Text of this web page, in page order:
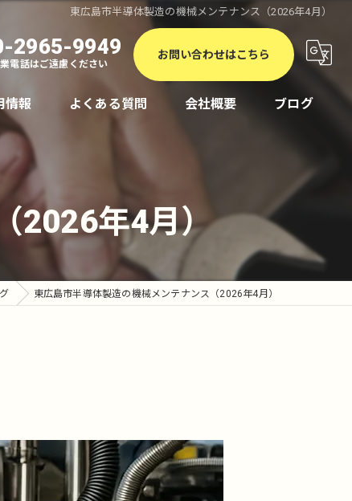
東広島市半導体製造の機械メンテナンス（2026年4月）
2965-9949
電話はご遠慮ください
お問い合わせはこちら
情報 よくある質問 会社概要 ブログ
2026年4月）
東広島市半導体製造の機械メンテナンス（2026年4月）